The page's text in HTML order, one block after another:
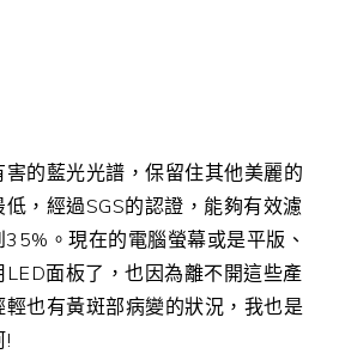
的藍光光譜，保留住其他美麗的
，經過SGS的認證，能夠有效濾
。現在的電腦螢幕或是平版、
面板了，也因為離不開這些產
也有黃斑部病變的狀況，我也是
!